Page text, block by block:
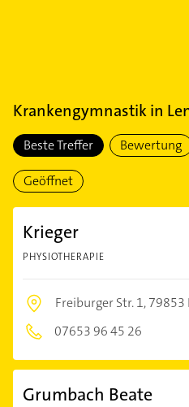
Krankengymnastikin
Beste Treffer Bewertung
Geöffnet
Krieger
PHYSIOTHERAPIE
Freiburger Str. 1,79853
07653 96 45 26
Grumbach Beate